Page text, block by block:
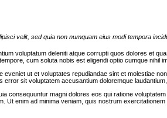
velit, sed quia non numquam eius modi tempora
voluptatum deleniti atque corrupti quos dolores et
cum soluta nobis est eligendi optio cumque
ut et voluptates repudiandae sint et molestiae
sit voluptatem accusantium doloremque
consequuntur magni dolores eos qui ratione
Ut enim ad minima veniam, quis nostrum